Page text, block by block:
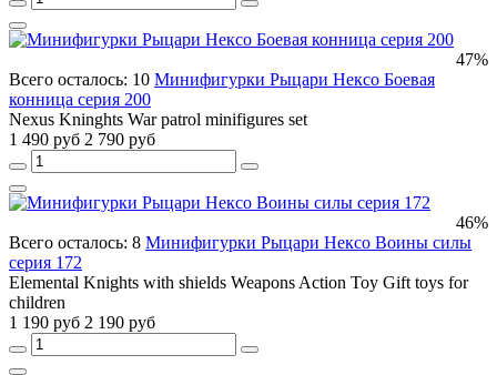
47%
Всего осталось: 10 Минифигурки Рыцари Нексо Боевая
конница серия 200
Nexus Kninghts War patrol minifigures set
1 490 руб 2 790 руб
46%
Всего осталось: 8 Минифигурки Рыцари Нексо Воины силы
серия 172
Elemental Knights with shields Weapons Action Toy Gift toys for
children
1 190 руб 2 190 руб